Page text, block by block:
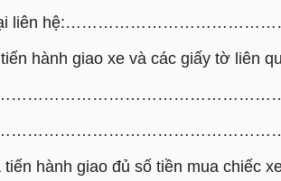
liên
hành giao xe và các giấy tờ liên
tiến hành giao đủ số tiền mua chiếc